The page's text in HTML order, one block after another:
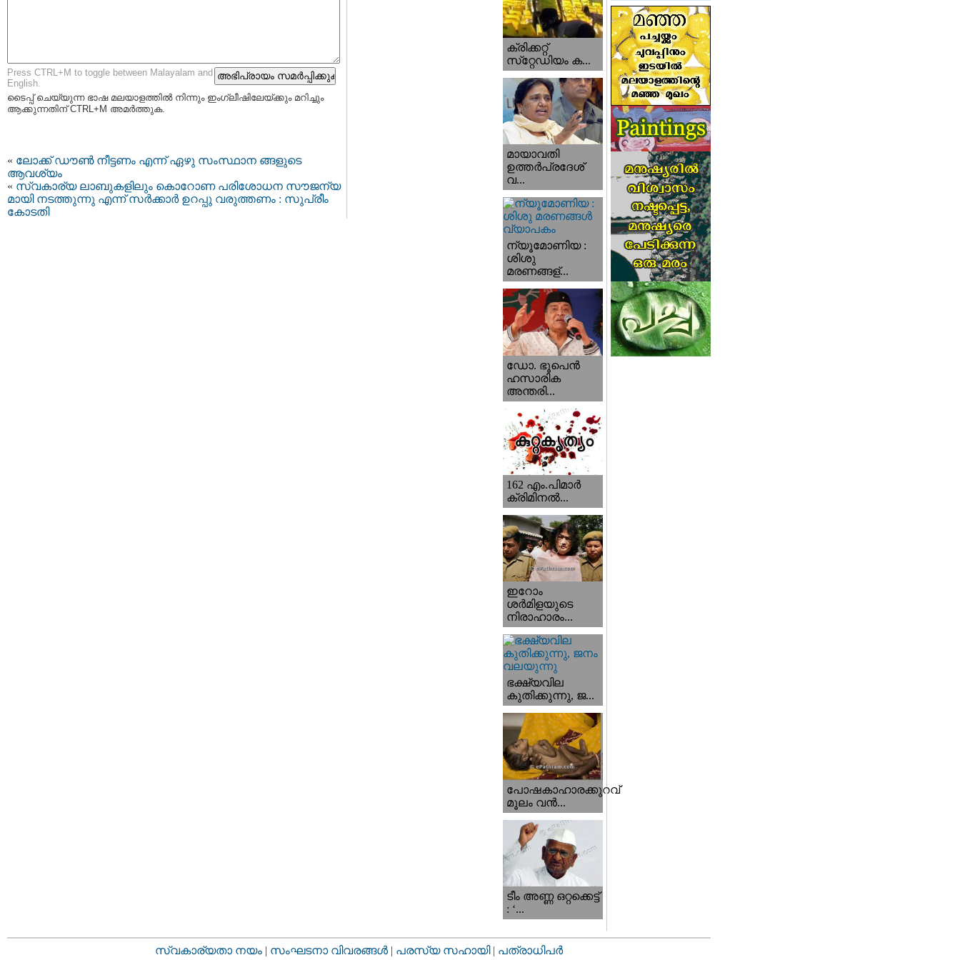
Press CTRL+M to toggle between Malayalam and
English.
ടൈപ്പ്‌ ചെയ്യുന്ന ഭാഷ മലയാളത്തില്‍ നിന്നും ഇംഗ്ലീഷിലേയ്ക്കും മറിച്ചും
ആക്കുന്നതിന് CTRL+M അമര്‍ത്തുക.
« ലോക്ക് ഡൗണ്‍ നീട്ടണം എന്ന് ഏഴു സംസ്ഥാന ങ്ങളുടെ
ആവശ്യം
« സ്വകാര്യ ലാബുകളിലും കൊറോണ പരിശോധന സൗജന്യ
മായി നടത്തുന്നു എന്ന് സർക്കാർ ഉറപ്പു വരുത്തണം : സുപ്രീം
കോടതി
ക്രിക്കറ്റ്
സ്‌റ്റേഡിയം ക...
മായാവതി
ഉത്തര്‍പ്രദേശ്‌
വ...
ന്യൂമോണിയ :
ശിശു
മരണങ്ങള്...
ഡോ. ഭൂപെന്‍
ഹസാരിക
അന്തരി...
162 എം.പിമാര്‍
ക്രിമിനല്‍...
ഇറോം
ശര്‍മിളയുടെ
നിരാഹാരം...
ഭക്ഷ്യവില
കുതിക്കുന്നു, ജ...
പോഷകാഹാരക്കുറവ്
മൂലം വന്‍...
ടീം അണ്ണ ഒറ്റക്കെട്ട്
: ‘...
സ്വകാര്യതാ നയം | സംഘടനാ വിവരങ്ങള്‍ | പരസ്യ സഹായി | പത്രാധിപര്‍